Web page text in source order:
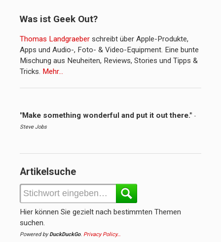
Was ist Geek Out?
Thomas Landgraeber schreibt über Apple-Produkte,
Apps und Audio-, Foto- & Video-Equipment. Eine bunte
Mischung aus Neuheiten, Reviews, Stories und Tipps &
Tricks. Mehr…
"Make something wonderful and put it out there." -
Steve Jobs
Artikelsuche
Hier können Sie gezielt nach bestimmten Themen
suchen.
Powered byDuckDuckGo. Privacy Policy…